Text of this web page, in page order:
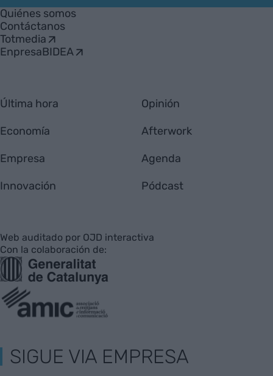
Empresa
Quiénes somos
Contáctanos
Totmedia
EnpresaBIDEA
Última hora
Economía
Empresa
Innovación
Opinión
Afterwork
Agenda
Pódcast
Web auditado por OJD interactiva
Con la colaboración de:
SIGUE VIA EMPRESA